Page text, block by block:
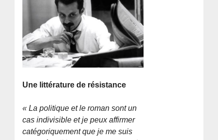
Une littérature de résistance
« La politique et le roman sont un
cas indivisible et je peux affirmer
catégoriquement que je me suis